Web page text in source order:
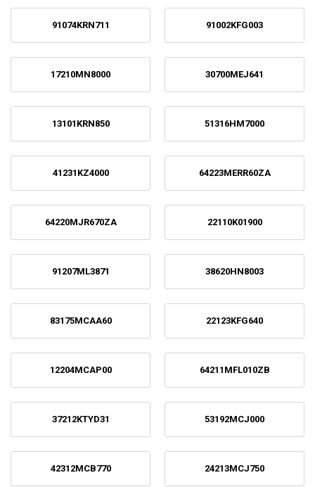
91074KRN711 91002KFG003
17210MN8000 30700MEJ641
13101KRN850 51316HM7000
41231KZ4000 64223MERR60ZA
64220MJR670ZA 22110K01900
91207ML3871 38620HN8003
83175MCAA60 22123KFG640
12204MCAP00 64211MFL010ZB
37212KTYD31 53192MCJ000
42312MCB770 24213MCJ750